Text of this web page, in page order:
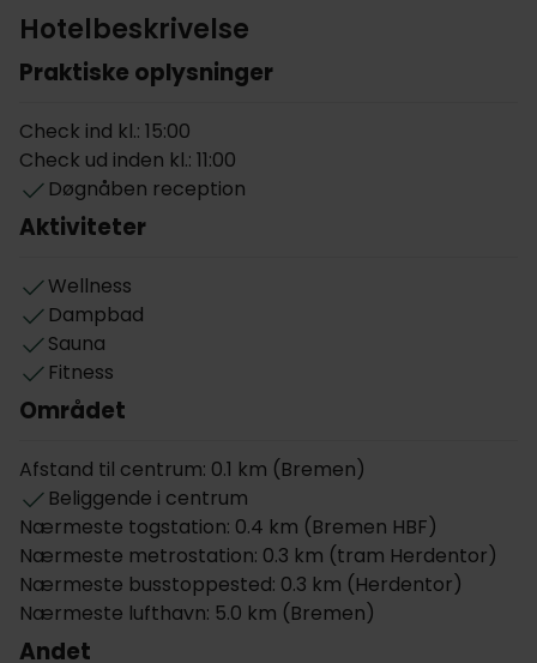
spændende muligheder og seværdigheder.
Under opholdet kan I bl.a. slappe af i hotellets flotte
spaområde, som byder på sauna, dampbad og en
herlig tagterrasse. Skulle I have lyst til at dyrke
motion under ferien, kan I også benytte hotellets
eget fitnesslokale som er udstyret med topmoderne
faciliteter.
morgenbuffet med friskbagt brød, kolde såvel som
varme anretninger, søde sager og et stort udvalg af
ost og pålæg.
Om aftenen kan I nyde et godt udvalg af
internationale retter i hotellets hyggelige restaurant,
det perfekte sted at slappe af og hyggesludre.
Der kan parkeres i hotellets P-kælder mod et
dagligt gebyr, og under opholdet har I gratis adgang
til trådløst internet.
Værelser
Hotelbeskrivelse
Praktiske oplysninger
Check ind kl.: 15:00
Check ud inden kl.: 11:00
Døgnåben reception
Aktiviteter
Wellness
Dampbad
Sauna
Fitness
Området
Afstand til centrum: 0.1 km (Bremen)
Beliggende i centrum
Nærmeste togstation: 0.4 km (Bremen HBF)
Nærmeste metrostation: 0.3 km (tram Herdentor)
Nærmeste busstoppested: 0.3 km (Herdentor)
Nærmeste lufthavn: 5.0 km (Bremen)
Andet